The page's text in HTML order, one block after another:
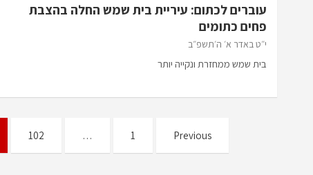
עוברים לכתום: עיריית בית שמש החלה בהצבת
פחים כתומים
י״ט באדר א׳ ה׳תשפ״ב
בית שמש ממחזרת ונקייה יותר
Previous
1
…
102